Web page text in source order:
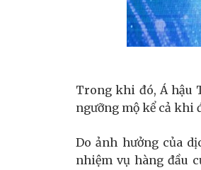
Trong khi đó, Á hậu
ngưỡng mộ kể cả khi
Do ảnh hưởng của
nhiệm vụ hàng đầu